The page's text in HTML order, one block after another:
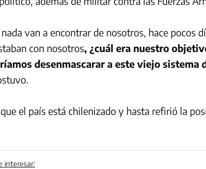
van a encontrar de nosotros, hace pocos
con nosotros, ¿cuál era nuestro
desenmascarar a este viejo sistema
el país está chilenizado y hasta refirió la
interesar: